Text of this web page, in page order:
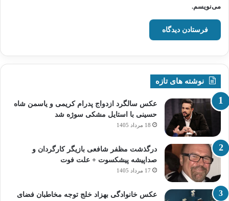
می‌نویسم.
نوشته های تازه
عکس سالگرد ازدواج پدرام کریمی و یاسمن شاه‌
حسینی با استایل مشکی سوژه شد
18 مرداد 1405
درگذشت مظفر شافعی بازیگر کارگردان و
صداپیشه پیشکسوت + علت فوت
17 مرداد 1405
عکس خانوادگی بهزاد خلج توجه مخاطبان فضای